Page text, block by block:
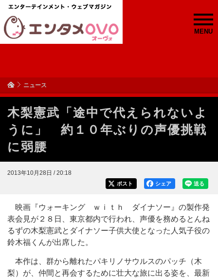
MENU
ニュース
木梨憲武「途中で代えられないよ
うに」 約１０年ぶりの声優挑戦
に弱腰
2013年10月28日 / 20:18
送る
シェア
ポスト
映画『ウォーキング ｗｉｔｈ ダイナソー』の製作発
表会見が２８日、東京都内で行われ、声優を務めるとんね
るずの木梨憲武とダイナソー子供大使となった人気子役の
鈴木福くんが出席した。
本作は、群から離れたパキリノサウルスのパッチ（木
梨）が、仲間と再会するために壮大な旅に出る姿を、最新